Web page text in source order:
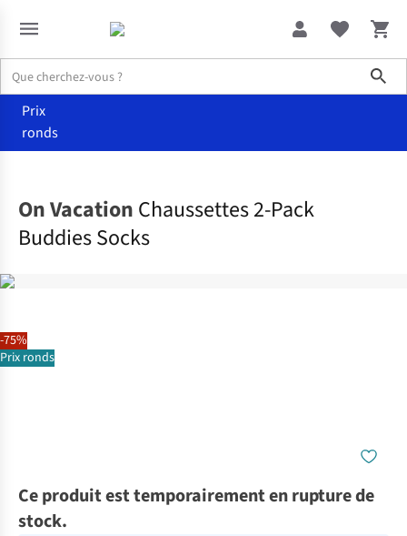
Prix
ronds
-75%
Prix ronds
On Vacation Chaussettes 2-Pack
Buddies Socks
Ce produit est temporairement en rupture de
stock.